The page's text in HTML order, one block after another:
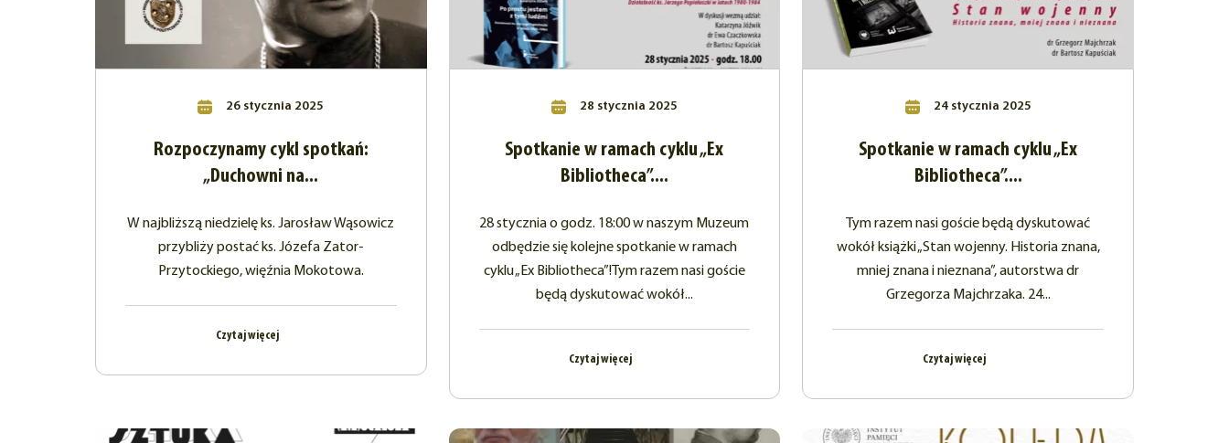
26 stycznia 2025
Rozpoczynamy cykl spotkań:
„Duchowni na...
W najbliższą niedzielę ks. Jarosław Wąsowicz
przybliży postać ks. Józefa Zator-
Przytockiego, więźnia Mokotowa.
Czytaj więcej
28 stycznia 2025
Spotkanie w ramach cyklu „Ex
Bibliotheca”....
28 stycznia o godz. 18:00 w naszym Muzeum
odbędzie się kolejne spotkanie w ramach
cyklu „Ex Bibliotheca”!Tym razem nasi goście
będą dyskutować wokół...
Czytaj więcej
24 stycznia 2025
Spotkanie w ramach cyklu „Ex
Bibliotheca”....
Tym razem nasi goście będą dyskutować
wokół książki „Stan wojenny. Historia znana,
mniej znana i nieznana”, autorstwa dr
Grzegorza Majchrzaka. 24...
Czytaj więcej